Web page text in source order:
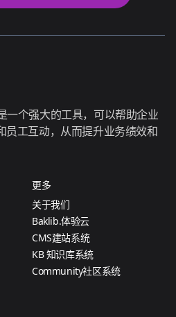
一个强大的工具，可以帮助企业
员工互动，从而提升业务绩效和
更多
关于我们
Baklib.体验云
CMS建站系统
KB 知识库系统
Community社区系统